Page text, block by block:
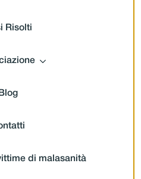
Risolti
Blog
di malasanità